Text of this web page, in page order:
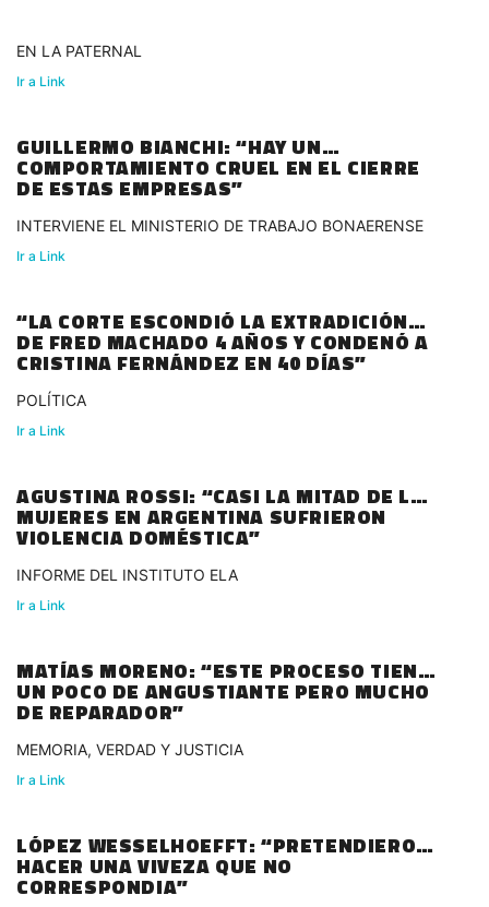
EN LA PATERNAL
Ir a Link
GUILLERMO BIANCHI: “HAY UN
COMPORTAMIENTO CRUEL EN EL CIERRE
DE ESTAS EMPRESAS”
INTERVIENE EL MINISTERIO DE TRABAJO BONAERENSE
Ir a Link
“LA CORTE ESCONDIÓ LA EXTRADICIÓN
DE FRED MACHADO 4 AÑOS Y CONDENÓ A
CRISTINA FERNÁNDEZ EN 40 DÍAS”
POLÍTICA
Ir a Link
AGUSTINA ROSSI: “CASI LA MITAD DE LAS
MUJERES EN ARGENTINA SUFRIERON
VIOLENCIA DOMÉSTICA”
INFORME DEL INSTITUTO ELA
Ir a Link
MATÍAS MORENO: “ESTE PROCESO TIENE
UN POCO DE ANGUSTIANTE PERO MUCHO
DE REPARADOR”
MEMORIA, VERDAD Y JUSTICIA
Ir a Link
LÓPEZ WESSELHOEFFT: “PRETENDIERON
HACER UNA VIVEZA QUE NO
CORRESPONDIA”